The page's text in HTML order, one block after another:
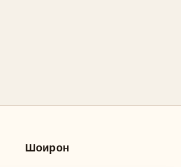
Шоирон